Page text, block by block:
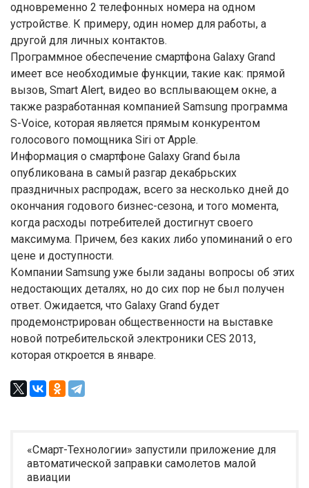
одновременно 2 телефонных номера на одном
устройстве. К примеру, один номер для работы, а
другой для личных контактов.
Программное обеспечение смартфона Galaxy Grand
имеет все необходимые функции, такие как: прямой
вызов, Smart Alert, видео во всплывающем окне, а
также разработанная компанией Samsung программа
S-Voice, которая является прямым конкурентом
голосового помощника Siri от Apple.
Информация о смартфоне Galaxy Grand была
опубликована в самый разгар декабрьских
праздничных распродаж, всего за несколько дней до
окончания годового бизнес-сезона, и того момента,
когда расходы потребителей достигнут своего
максимума. Причем, без каких либо упоминаний о его
цене и доступности.
Компании Samsung уже были заданы вопросы об этих
недостающих деталях, но до сих пор не был получен
ответ. Ожидается, что Galaxy Grand будет
продемонстрирован общественности на выставке
новой потребительской электроники CES 2013,
которая откроется в январе.
«Смарт-Технологии» запустили приложение для
автоматической заправки самолетов малой
авиации